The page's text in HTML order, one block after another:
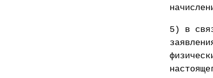
5) в